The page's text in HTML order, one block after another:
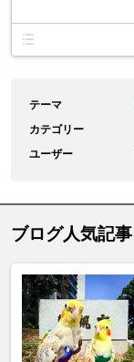
テーマ
カテゴリー
ユーザー
ブログ人気記事